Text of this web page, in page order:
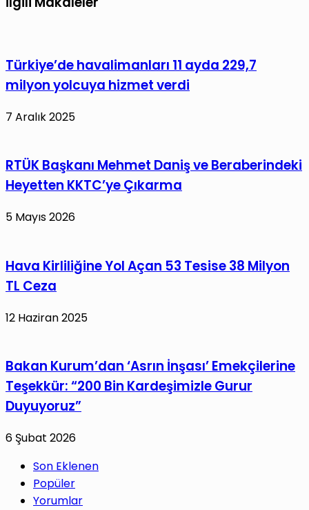
Türkiye’de havalimanları 11 ayda 229,7
milyon yolcuya hizmet verdi
7 Aralık 2025
RTÜK Başkanı Mehmet Daniş ve Beraberindeki
Heyetten KKTC’ye Çıkarma
5 Mayıs 2026
Hava Kirliliğine Yol Açan 53 Tesise 38 Milyon
TL Ceza
12 Haziran 2025
Bakan Kurum’dan ‘Asrın İnşası’ Emekçilerine
Teşekkür: “200 Bin Kardeşimizle Gurur
Duyuyoruz”
6 Şubat 2026
Son Eklenen
Popüler
Yorumlar